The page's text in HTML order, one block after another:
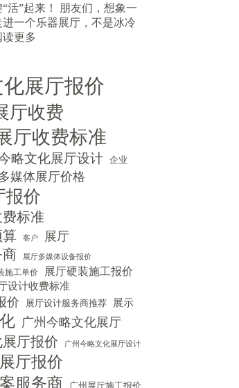
间
大
展
会
巧，
轻
松
吸
引
人
流
还
转
化
活”起来！ 朋友们，想象一
一个乐器展厅，不是冰冷
读更多
数
字
展
厅
设
计，
音
乐
与
科
技
融
合
展厅报价
厅收费
厅收费标准
略文化展厅设计 企业
媒体展厅价格
报价
标准
客户 展厅
展厅多媒体设备报价
施工单价 展厅硬装施工报价
设计收费标准
价 展厅设计服务商推荐 展示
广州今略文化展厅
厅报价 广州今略文化展厅设计
厅报价
服务商 广州展厅施工报价